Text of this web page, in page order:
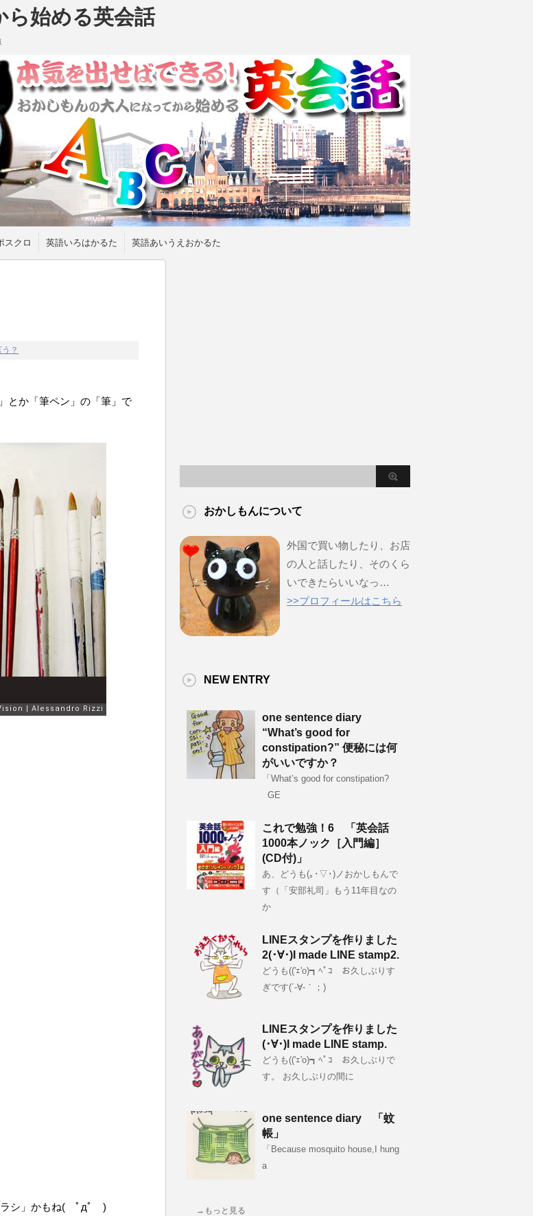
ら始める英会話
スクロ 英語いろはかるた 英語あいうえおかるた
？
とか「筆ペン」の「筆」で
ラシ」かもね( ﾟдﾟ )
おかしもんについて
外国で買い物したり、お店
の人と話したり、そのくら
いできたらいいなっ…
>>プロフィールはこちら
NEW ENTRY
one sentence diary
“What’s good for
constipation?” 便秘には何
がいいですか？
「What’s good for constipation?
GE
これで勉強！6 「英会話
1000本ノック［入門編］
(CD付)」
あ、どうも(｡･▽･)ノおかしもんで
す（「安部礼司」もう11年目なの
か
LINEスタンプを作りました
2(･∀･)I made LINE stamp2.
どうも(('ｪ'o)┓ﾍﾟｺ お久しぶりす
ぎです(´-∀-｀；)
LINEスタンプを作りました
(･∀･)I made LINE stamp.
どうも(('ｪ'o)┓ﾍﾟｺ お久しぶりで
す。 お久しぶりの間に
one sentence diary 「蚊
帳」
「Because mosquito house,I hung
a
→もっと見る